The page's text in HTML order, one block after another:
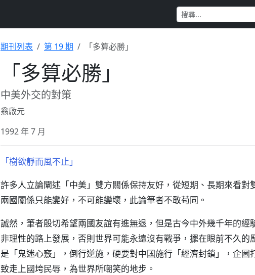
期刊列表 第 19 期 「多算必勝」
「多算必勝」
中美外交的對策
翁啟元
1992 年 7 月
「樹欲靜而風不止」
許多人立論闡述「中美」雙方關係保持友好，從短期、長期來看對
兩國關係只能變好，不可能變壞，此論筆者不敢苟同。
誠然，筆者殷切希望兩國友誼有進無退，但是古今中外幾千年的經
非理性的路上發展，否則世界可能永遠沒有戰爭，擺在眼前不久的
是「鬼迷心竅」，倒行逆施，硬要對中國施行「經濟封鎖」，企圖
致走上國垮民辱，為世界所嘲笑的地步。